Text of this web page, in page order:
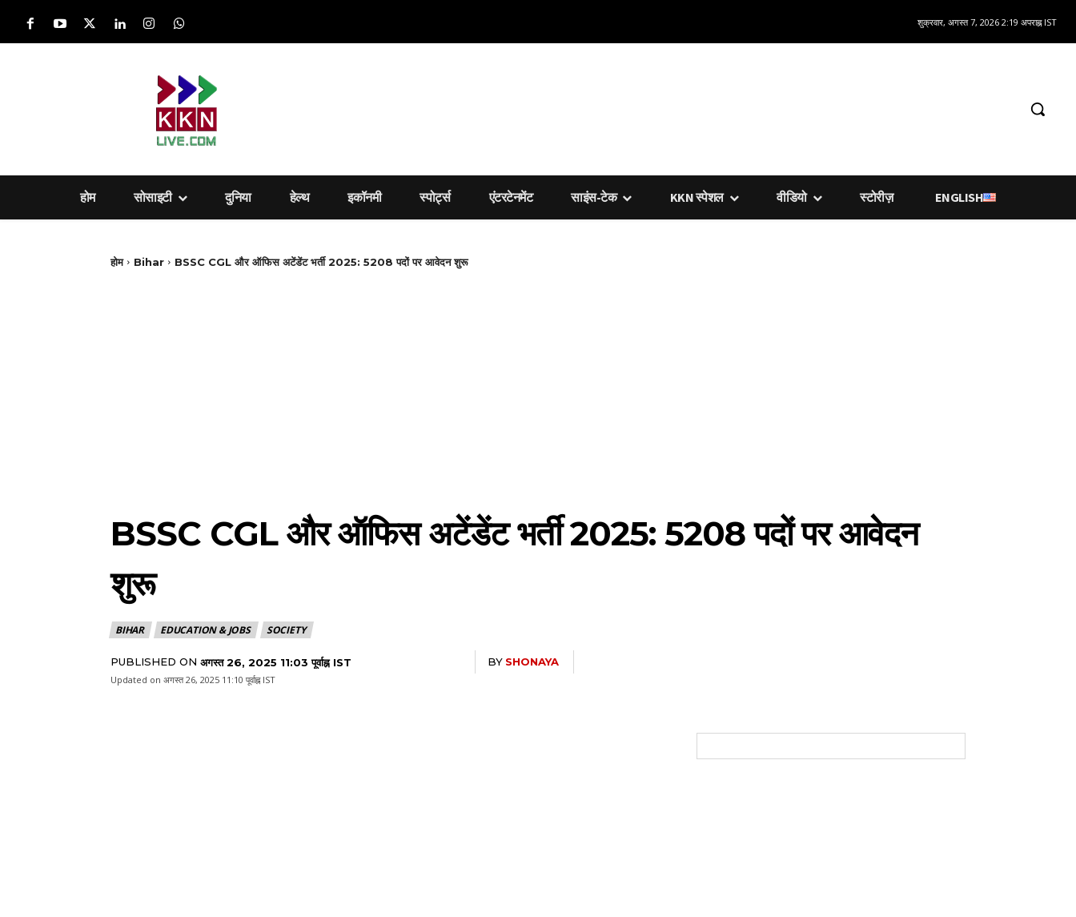
शुक्रवार, अगस्त 7, 2026 2:19 अपराह्न IST
होम सोसाइटी दुनिया हेल्‍थ इकॉनमी स्पोर्ट्स एंटरटेनमेंट साइंस-टेक KKN स्पेशल वीडियो स्टोरीज़ ENGLISH
होम Bihar BSSC CGL और ऑफिस अटेंडेंट भर्ती 2025: 5208 पदों पर आवेदन शुरू
BSSC CGL और ऑफिस अटेंडेंट भर्ती 2025: 5208 पदों पर आवेदन
शुरू
BIHAR EDUCATION & JOBS SOCIETY
PUBLISHED ON अगस्त 26, 2025 11:03 पूर्वाह्न IST BY SHONAYA
Updated on अगस्त 26, 2025 11:10 पूर्वाह्न IST